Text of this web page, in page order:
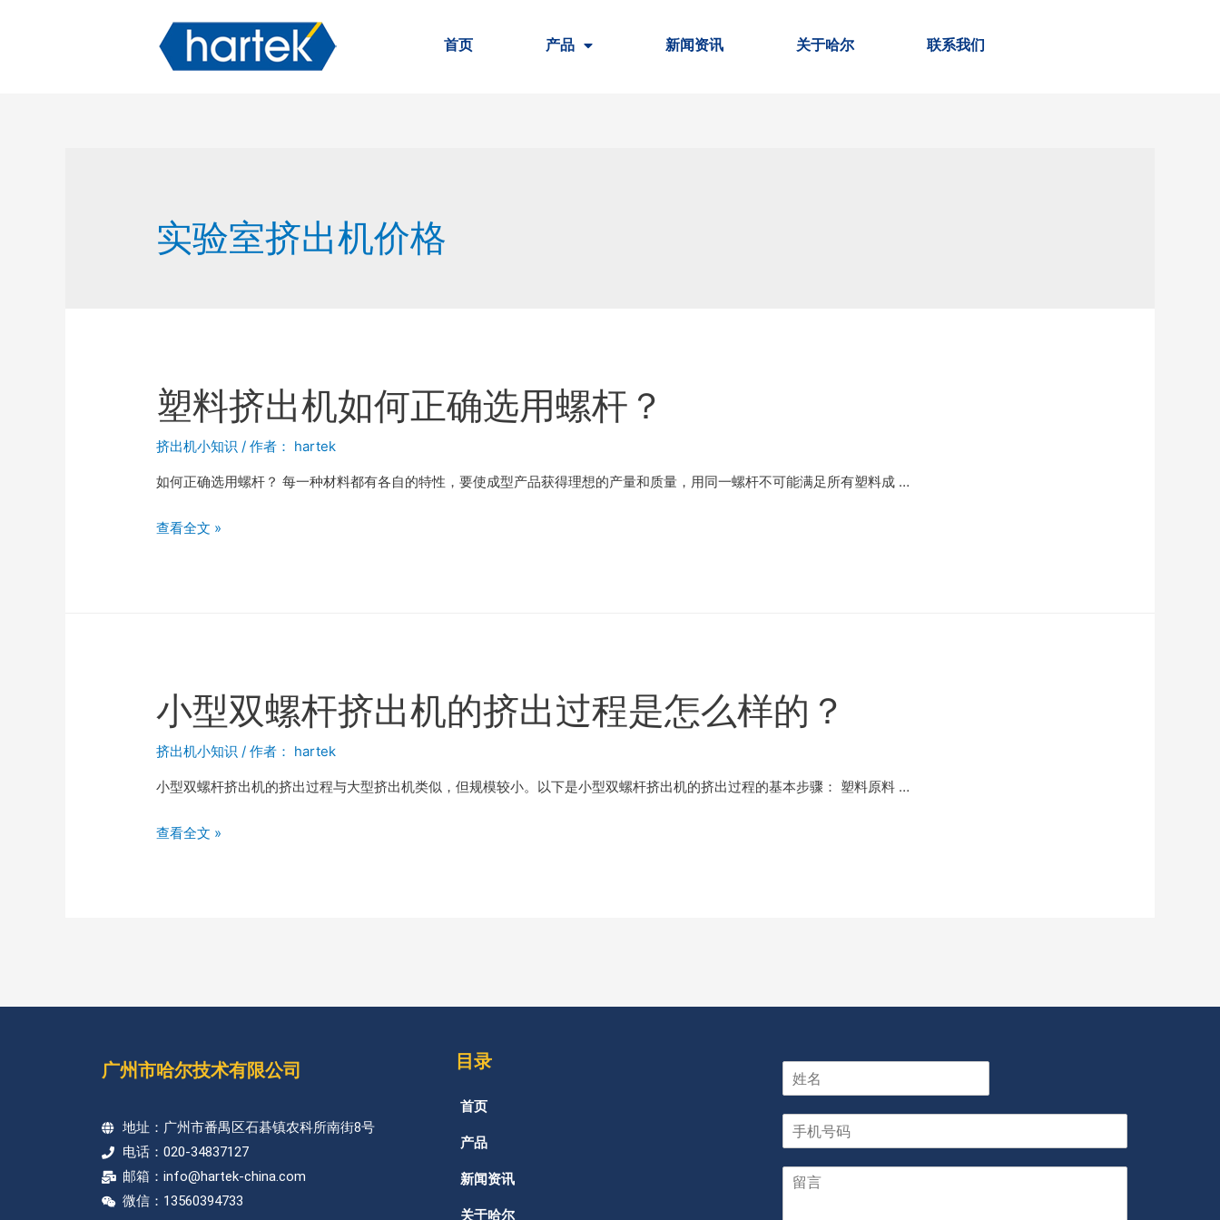
首页 产品 新闻资讯 关于哈尔 联系我们
实验室挤出机价格
塑料挤出机如何正确选用螺杆？
挤出机小知识 / 作者： hartek
如何正确选用螺杆？ 每一种材料都有各自的特性，要使成型产品获得理想的产量和质量，用同一螺杆不可能满足所有塑料成 …
查看全文 »
小型双螺杆挤出机的挤出过程是怎么样的？
挤出机小知识 / 作者： hartek
小型双螺杆挤出机的挤出过程与大型挤出机类似，但规模较小。以下是小型双螺杆挤出机的挤出过程的基本步骤： 塑料原料 …
查看全文 »
广州市哈尔技术有限公司
地址：广州市番禺区石碁镇农科所南街8号
电话：020-34837127
邮箱：info@hartek-china.com
微信：13560394733
目录
首页
产品
新闻资讯
关于哈尔